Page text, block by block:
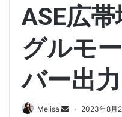
ASE広
グルモ
バー出力
Melisa 2023年8月